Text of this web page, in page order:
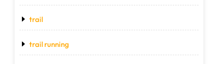
trail
trail running